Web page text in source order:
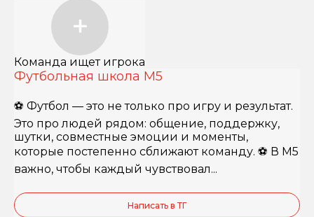
Команда ищет игрока
Футбольная школа М5
⚽️ Футбол — это не только про игру и результат.
Это про людей рядом: общение, поддержку,
шутки, совместные эмоции и моменты,
которые постепенно сближают команду. ⚽️ В М5
важно, чтобы каждый чувствовал...
Написать в ТГ